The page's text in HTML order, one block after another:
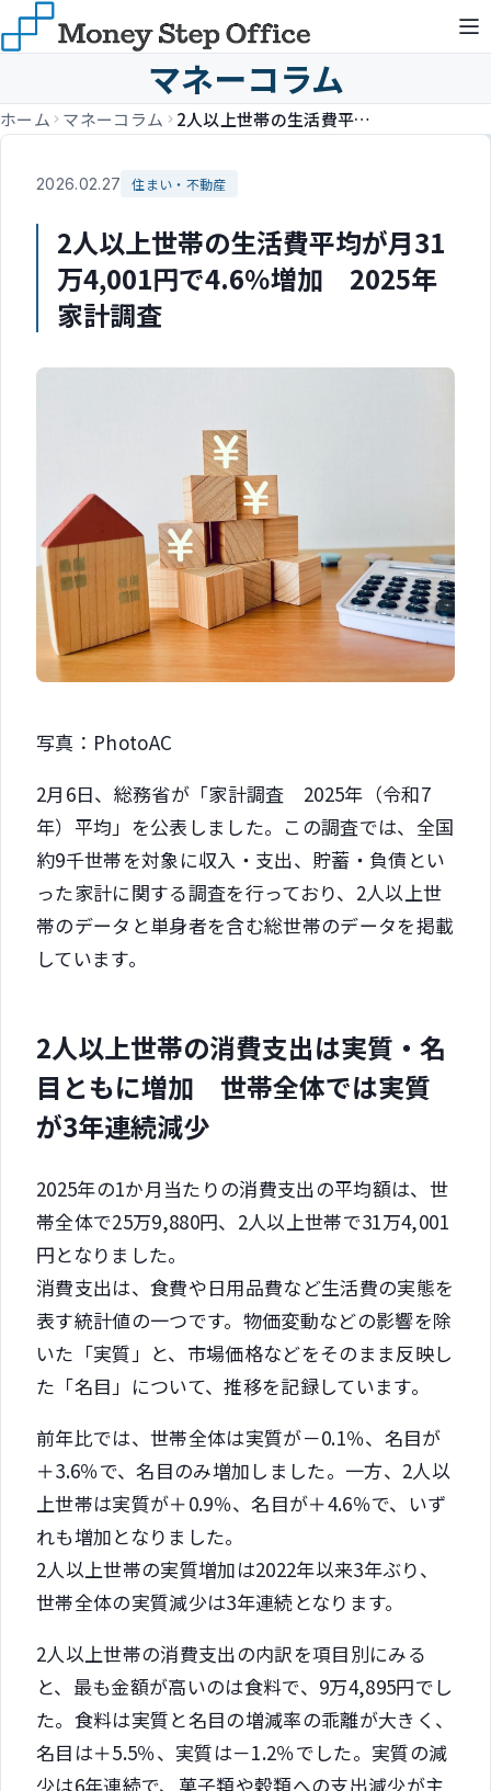
マネーコラム
ホーム マネーコラム 2人以上世帯の生活費平均が月31万4,001円で4.6％増加 2025年家計調査
2026.02.27 住まい・不動産
2人以上世帯の生活費平均が月31
万4,001円で4.6％増加 2025年
家計調査
写真：PhotoAC
2月6日、総務省が「家計調査 2025年（令和7
年）平均」を公表しました。この調査では、全国
約9千世帯を対象に収入・支出、貯蓄・負債とい
った家計に関する調査を行っており、2人以上世
帯のデータと単身者を含む総世帯のデータを掲載
しています。
2人以上世帯の消費支出は実質・名
目ともに増加 世帯全体では実質
が3年連続減少
2025年の1か月当たりの消費支出の平均額は、世
帯全体で25万9,880円、2人以上世帯で31万4,001
円となりました。
消費支出は、食費や日用品費など生活費の実態を
表す統計値の一つです。物価変動などの影響を除
いた「実質」と、市場価格などをそのまま反映し
た「名目」について、推移を記録しています。
前年比では、世帯全体は実質が－0.1％、名目が
＋3.6％で、名目のみ増加しました。一方、2人以
上世帯は実質が＋0.9％、名目が＋4.6％で、いず
れも増加となりました。
2人以上世帯の実質増加は2022年以来3年ぶり、
世帯全体の実質減少は3年連続となります。
2人以上世帯の消費支出の内訳を項目別にみる
と、最も金額が高いのは食料で、9万4,895円でし
た。食料は実質と名目の増減率の乖離が大きく、
名目は＋5.5％、実質は－1.2％でした。実質の減
少は6年連続で、菓子類や穀類への支出減少が主